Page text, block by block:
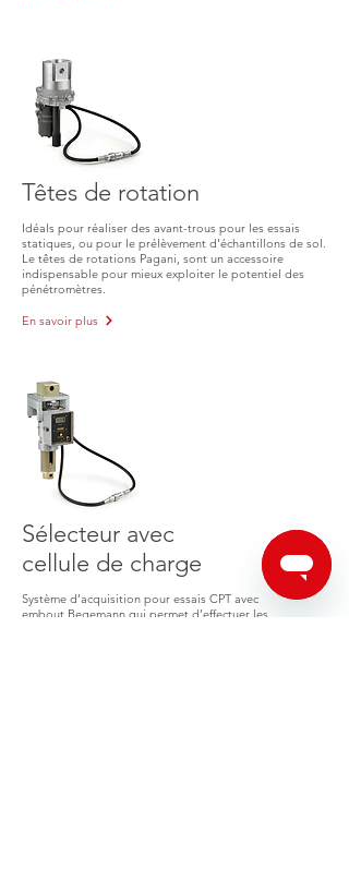
Têtes de rotation
Idéals pour réaliser des avant-trous pour les essais
statiques, ou pour le prélèvement d'échantillons de sol.
Le têtes de rotations Pagani, sont un accessoire
indispensable pour mieux exploiter le potentiel des
pénétromètres.
En savoir plus
Sélecteur avec
cellule de charge
Système d’acquisition pour essais CPT avec
embout Begemann qui permet d’effectuer les